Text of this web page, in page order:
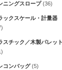
ニングスロープ(36)
ックスケール・計量器
スチック／木製パレット
コンバッグ(5)